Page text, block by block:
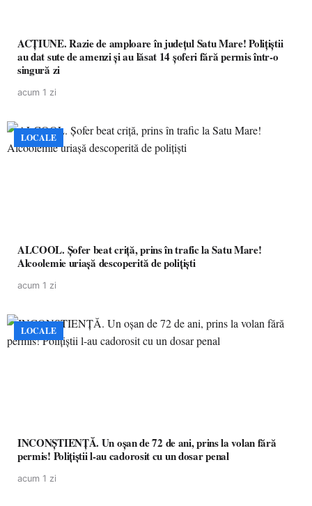
ACȚIUNE. Razie de amploare în județul Satu Mare! Polițiștii
au dat sute de amenzi și au lăsat 14 șoferi fără permis într-o
singură zi
acum 1 zi
LOCALE
ALCOOL. Șofer beat criță, prins în trafic la Satu Mare!
Alcoolemie uriașă descoperită de polițiști
acum 1 zi
LOCALE
INCONȘTIENȚĂ. Un oșan de 72 de ani, prins la volan fără
permis! Polițiștii l-au cadorosit cu un dosar penal
acum 1 zi